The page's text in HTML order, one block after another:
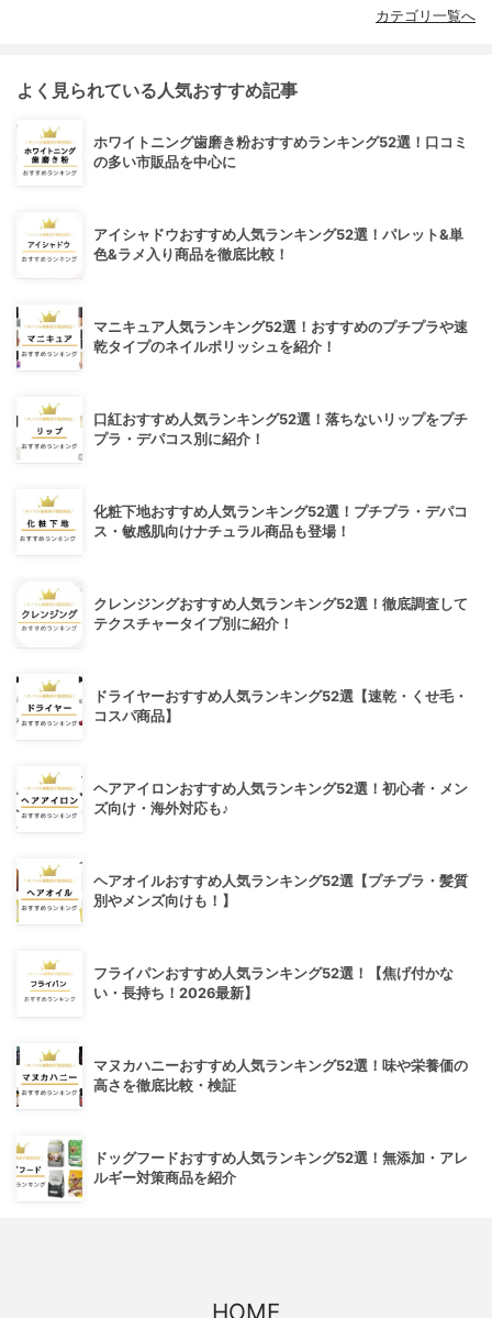
カテゴリ一覧へ
よく見られている人気おすすめ記事
ホワイトニング歯磨き粉おすすめランキング52選！口コミ
の多い市販品を中心に
アイシャドウおすすめ人気ランキング52選！パレット&単
色&ラメ入り商品を徹底比較！
マニキュア人気ランキング52選！おすすめのプチプラや速
乾タイプのネイルポリッシュを紹介！
口紅おすすめ人気ランキング52選！落ちないリップをプチ
プラ・デパコス別に紹介！
化粧下地おすすめ人気ランキング52選！プチプラ・デパコ
ス・敏感肌向けナチュラル商品も登場！
クレンジングおすすめ人気ランキング52選！徹底調査して
テクスチャータイプ別に紹介！
ドライヤーおすすめ人気ランキング52選【速乾・くせ毛・
コスパ商品】
ヘアアイロンおすすめ人気ランキング52選！初心者・メン
ズ向け・海外対応も♪
ヘアオイルおすすめ人気ランキング52選【プチプラ・髪質
別やメンズ向けも！】
フライパンおすすめ人気ランキング52選！【焦げ付かな
い・長持ち！2026最新】
マヌカハニーおすすめ人気ランキング52選！味や栄養価の
高さを徹底比較・検証
ドッグフードおすすめ人気ランキング52選！無添加・アレ
ルギー対策商品を紹介
HOME